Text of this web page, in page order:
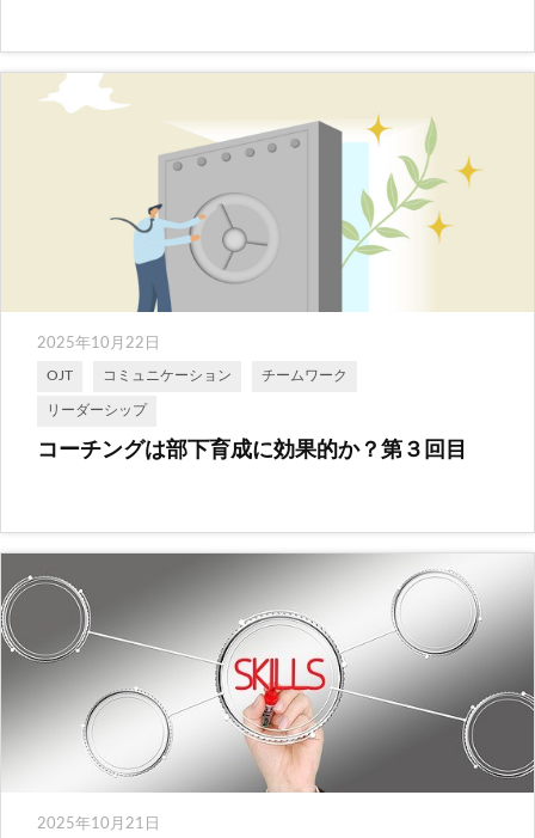
2025年10月22日
OJT コミュニケーション チームワーク
リーダーシップ
コーチングは部下育成に効果的か？第３回目
2025年10月21日